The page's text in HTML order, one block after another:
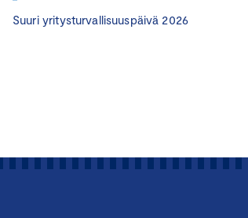
Suuri yritysturvallisuuspäivä 2026